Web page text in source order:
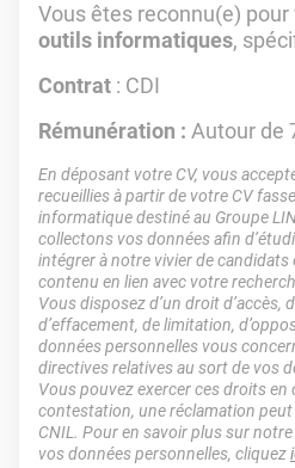
Vous êtes reconnu(e)
outils informatiques,
Contrat : CDI
Rémunération : Autour de
En déposant votre CV, vous
recueillies à partir de votre CV
informatique destiné au Groupe
collectons vos données afin
intégrer à notre vivier de
contenu en lien avec votre
Vous disposez d’un droit d’accès,
d’effacement, de limitation,
données personnelles vous
directives relatives au sort de vos
Vous pouvez exercer ces droits en
contestation, une réclamation
CNIL. Pour en savoir plus sur
vos données personnelles, cliquez